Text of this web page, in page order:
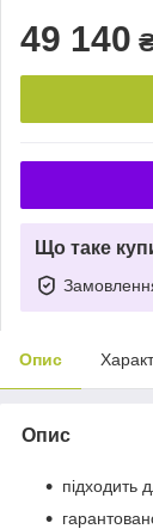
49 140
Що таке
Опис
Опис
підходить